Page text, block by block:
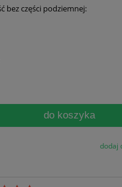
bez części podziemnej:
do koszyka
dodaj